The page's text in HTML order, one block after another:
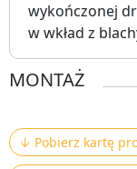
wykończonej
w wkład z
MONTAŻ
↓ Pobierz kartę